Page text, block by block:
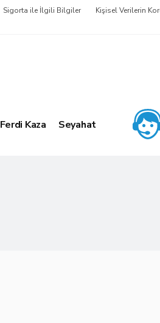
Sigorta ile İlgili Bilgiler Kişisel Verilerin
Ferdi Kaza Seyahat